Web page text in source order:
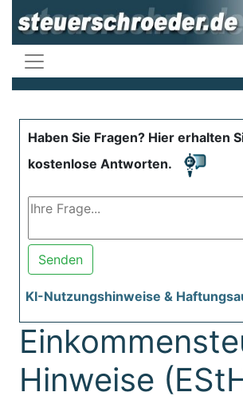
Haben Sie Fragen? Hier erhalten
kostenlose Antworten.
Senden
KI-Nutzungshinweise &
Hinweise